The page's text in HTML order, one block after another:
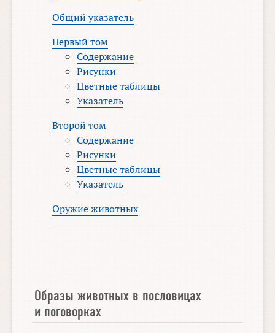
Общий указатель
Первый том
Содержание
Рисунки
Цветные таблицы
Указатель
Второй том
Содержание
Рисунки
Цветные таблицы
Указатель
Оружие животных
Образы животных в пословицах
и поговорках